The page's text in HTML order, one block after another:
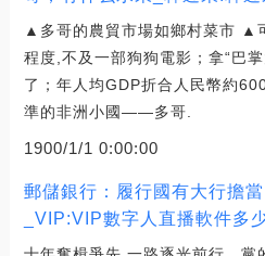
▲多哥的農貿市場如鄉村菜市 ▲
程度,不及一部狗狗電影；拿“巴
了；年人均GDP折合人民幣約
準的非洲小國——多哥.
1900/1/1 0:00:00
郵儲銀行：履行國有大行擔
_VIP:VIP數字人直播軟件多